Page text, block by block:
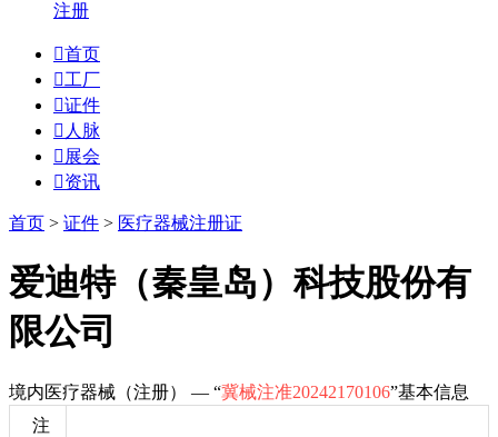
注册
首页
工厂
证件
 人脉
 展会
资讯
首页 > 证件 > 医疗器械注册证
爱迪特（秦皇岛）科技股份有
限公司
境内医疗器械（注册） — “冀械注准20242170106”基本信息
注